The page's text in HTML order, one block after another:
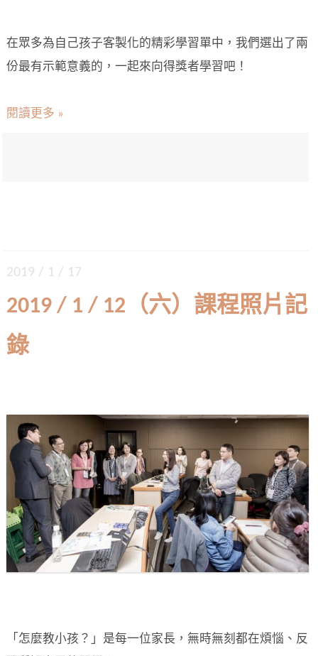
在眾多為自己孩子客製化的精彩學習單中，我們選出了兩
份最有示範意義的，一起來向得獎者學習吧！
閱讀更多 »
2019 / 1 / 17
2019 / 1 / 12（六）課程照片記
錄
「怎麼教小孩？」是每一位家長，無時無刻都在煩惱、反